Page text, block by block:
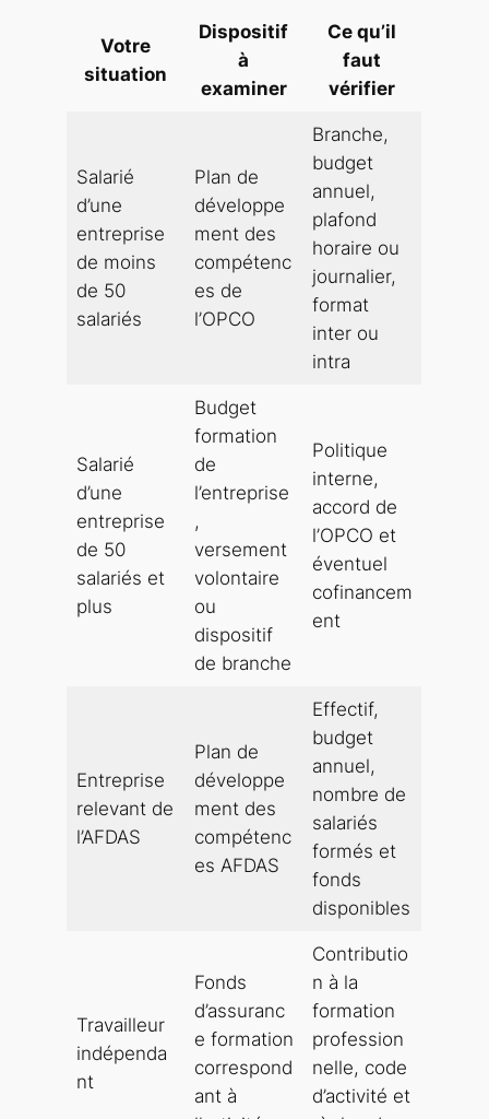
Votre
situation
Dispositif
à
examiner
Ce qu’il
faut
vérifier
Salarié
d’une
entreprise
de moins
de 50
salariés
Plan de
développe
ment des
compétenc
es de
l’OPCO
Branche,
budget
annuel,
plafond
horaire ou
journalier,
format
inter ou
intra
Salarié
d’une
entreprise
de 50
salariés et
plus
Budget
formation
de
l’entreprise
,
versement
volontaire
ou
dispositif
de branche
Politique
interne,
accord de
l’OPCO et
éventuel
cofinancem
ent
Entreprise
relevant de
l’AFDAS
Plan de
développe
ment des
compétenc
es AFDAS
Effectif,
budget
annuel,
nombre de
salariés
formés et
fonds
disponibles
Travailleur
indépenda
nt
Fonds
d’assuranc
e formation
correspond
ant à
Contributio
n à la
formation
profession
nelle, code
d’activité et